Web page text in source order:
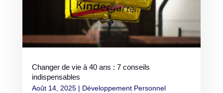
Changer de vie à 40 ans : 7 conseils
indispensables
Août 14, 2025| Développement Personnel